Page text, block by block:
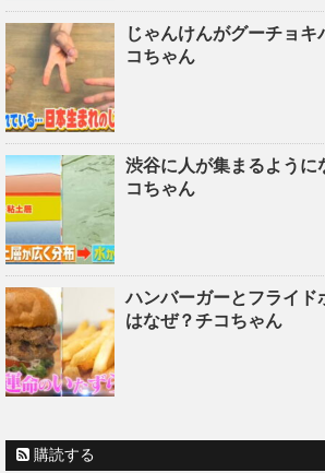
じゃんけんがグーチョ
コちゃん
渋谷に人が集まるように
コちゃん
ハンバーガーとフライド
はなぜ？チコちゃん
購読する